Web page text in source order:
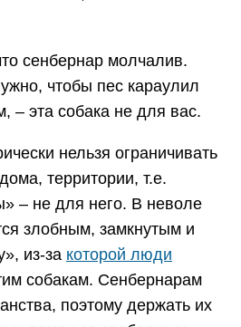
сенбернар молчалив.
чтобы пес караулил
– эта собака не для вас.
нельзя ограничивать
территории, т.е.
– не для него. В неволе
злобным, замкнутым и
из-за которой люди
собакам. Сенбернарам
поэтому держать их